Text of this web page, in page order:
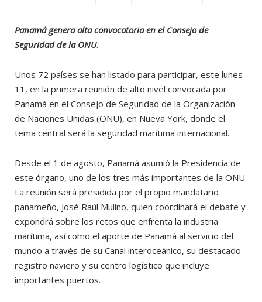
Panamá genera alta convocatoria en el Consejo de
Seguridad de la ONU.
Unos 72 países se han listado para participar, este lunes
11, en la primera reunión de alto nivel convocada por
Panamá en el Consejo de Seguridad de la Organización
de Naciones Unidas (ONU), en Nueva York, donde el
tema central será la seguridad marítima internacional.
Desde el 1 de agosto, Panamá asumió la Presidencia de
este órgano, uno de los tres más importantes de la ONU.
La reunión será presidida por el propio mandatario
panameño, José Raúl Mulino, quien coordinará el debate y
expondrá sobre los retos que enfrenta la industria
marítima, así como el aporte de Panamá al servicio del
mundo a través de su Canal interoceánico, su destacado
registro naviero y su centro logístico que incluye
importantes puertos.